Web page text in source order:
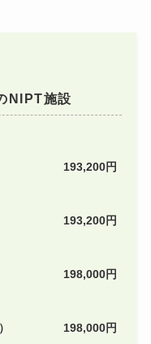
NIPT施設
193,200円
193,200円
198,000円
198,000円